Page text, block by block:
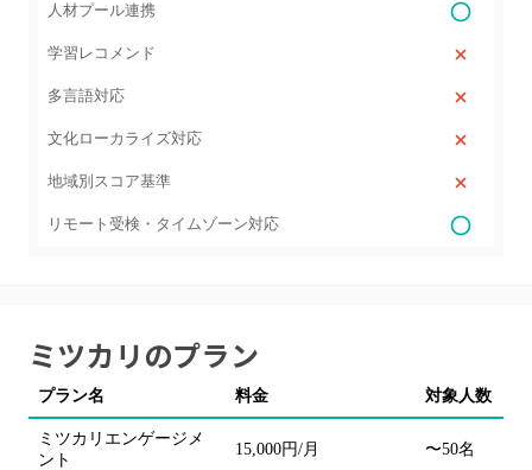
人材プール連携
学習レコメンド
多言語対応
文化ローカライズ対応
地域別スコア基準
リモート受検・タイムゾーン対応
ミツカリのプラン
プラン名 料金 対象人数
ミツカリエンゲージメ
ント
15,000円/月 〜50名